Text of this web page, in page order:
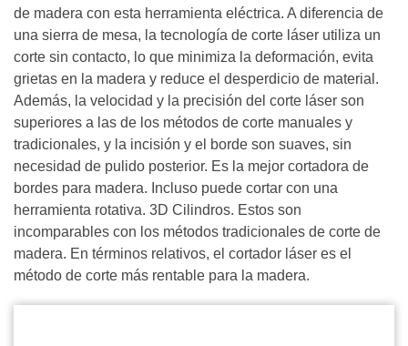
de madera con esta herramienta eléctrica. A diferencia de
una sierra de mesa, la tecnología de corte láser utiliza un
corte sin contacto, lo que minimiza la deformación, evita
grietas en la madera y reduce el desperdicio de material.
Además, la velocidad y la precisión del corte láser son
superiores a las de los métodos de corte manuales y
tradicionales, y la incisión y el borde son suaves, sin
necesidad de pulido posterior. Es la mejor cortadora de
bordes para madera. Incluso puede cortar con una
herramienta rotativa. 3D Cilindros. Estos son
incomparables con los métodos tradicionales de corte de
madera. En términos relativos, el cortador láser es el
método de corte más rentable para la madera.